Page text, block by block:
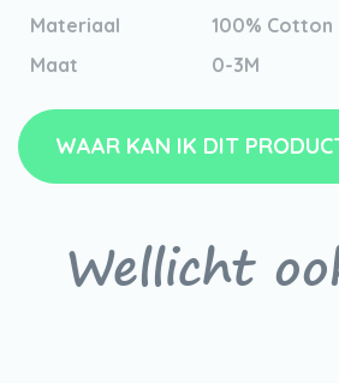
Materiaal
100% Cotton
Maat
0-3M
WAAR KAN IK DIT
Wellicht